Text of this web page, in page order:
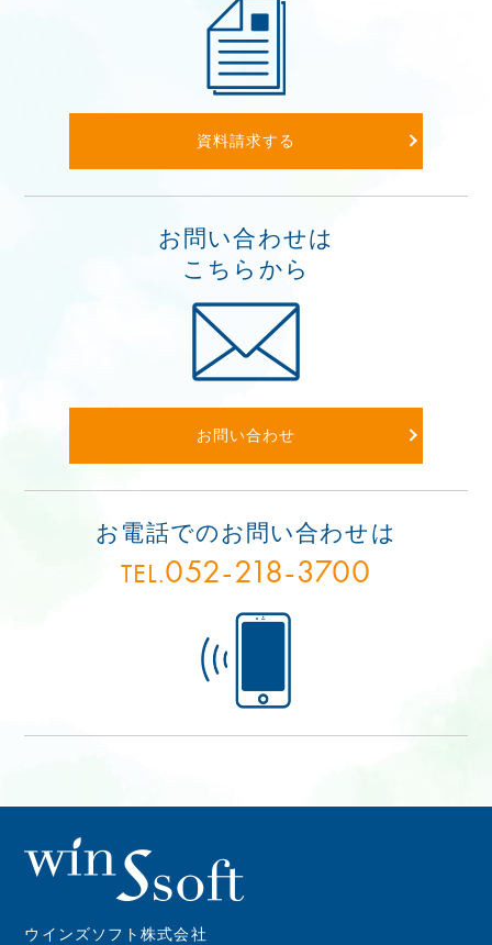
資料請求する
お問い合わせは
こちらから
お問い合わせ
お電話でのお問い合わせは
TEL.052-218-3700
ウインズソフト株式会社